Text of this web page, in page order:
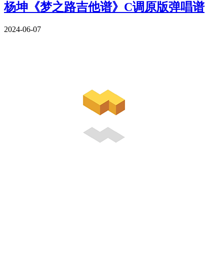
杨坤《梦之路吉他谱》C调原版弹唱谱
2024-06-07